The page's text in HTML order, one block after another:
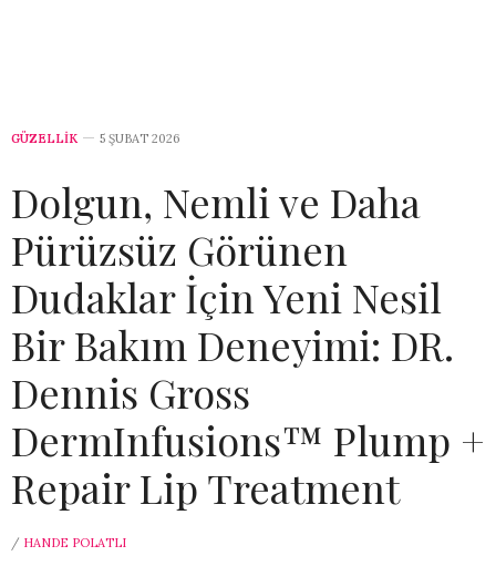
GÜZELLİK 5 ŞUBAT 2026
Dolgun, Nemli ve Daha
Pürüzsüz Görünen
Dudaklar İçin Yeni Nesil
Bir Bakım Deneyimi: DR.
Dennis Gross
DermInfusions™ Plump +
Repair Lip Treatment
/ HANDE POLATLI